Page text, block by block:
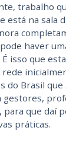
trabalho
está na sala
haver
isso que
do Brasil
gestores,
para que daí
práticas.